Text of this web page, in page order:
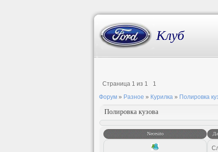
Клуб
Страница 1 из 1
1
Форум » Разное » Курилка » Полировка
Полировка кузова
Necesito